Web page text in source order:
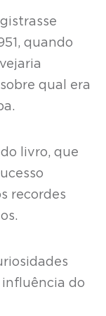
quando
qual era
livro, que
recordes
influência do